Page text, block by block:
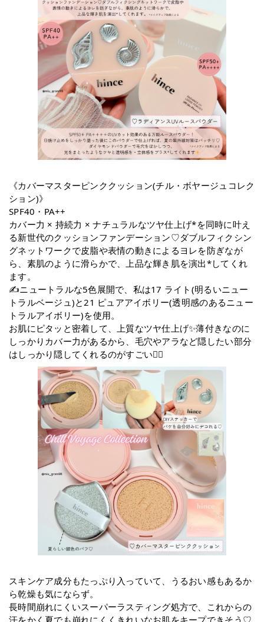
《カバーマスターピンククッション(チル・ボヤージュコレク
ション)》
SPF40・PA++
カバー力 × 持続力 × ナチュラルなツヤ仕上げ*を同時に叶え
る新世代のクッションファンデーション♡ダブルフィクシン
グネットワークで皮脂や表情の動きによるヨレを防ぎなが
ら、素肌のように滑らかで、上品な輝き肌を演出*してくれ
ます。
✍️ニュートラルな5色展開で、私は17 ライト(明るいニュー
トラルベージュ)と21 ピュアアイボリー(透明感のあるニュー
トラルアイボリー)を使用。
お肌にピタッと密着して、上質なツヤ仕上げ✨薄付きなのに
しっかりカバー力があるから、毛穴やアラなど隠したい部分
はしっかり隠してくれるのがすごい🙆‍♀️
スキンケア成分もたっぷり入っていて、うるおい感もあるか
ら乾燥も気にならず。
長時間崩れにくいスーパーラスティング処方で、これからの
汗をかく夏でも崩れにくくきれいなお肌をキープできそう♡